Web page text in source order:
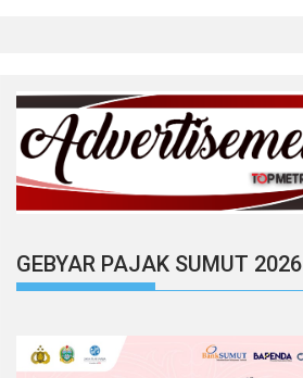
GEBYAR PAJAK SUMUT 2026